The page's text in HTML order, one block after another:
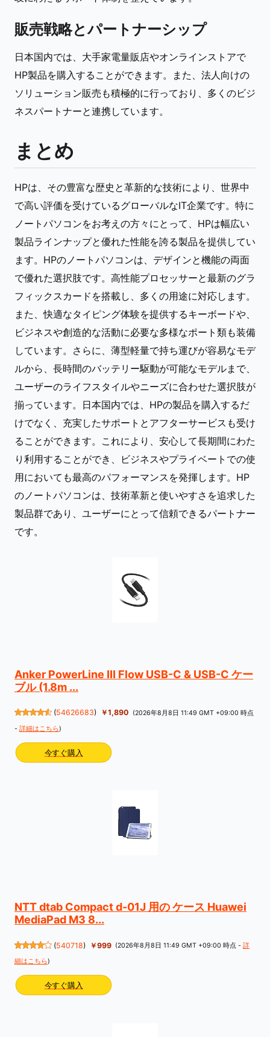
販売戦略とパートナーシップ
日本国内では、大手家電量販店やオンラインストアで
HP製品を購入することができます。また、法人向けの
ソリューション販売も積極的に行っており、多くのビジ
ネスパートナーと連携しています。
まとめ
HPは、その豊富な歴史と革新的な技術により、世界中
で高い評価を受けているグローバルなIT企業です。特に
ノートパソコンをお考えの方々にとって、HPは幅広い
製品ラインナップと優れた性能を誇る製品を提供してい
ます。HPのノートパソコンは、デザインと機能の両面
で優れた選択肢です。高性能プロセッサーと最新のグラ
フィックスカードを搭載し、多くの用途に対応します。
また、快適なタイピング体験を提供するキーボードや、
ビジネスや創造的な活動に必要な多様なポート類も装備
しています。さらに、薄型軽量で持ち運びが容易なモデ
ルから、長時間のバッテリー駆動が可能なモデルまで、
ユーザーのライフスタイルやニーズに合わせた選択肢が
揃っています。日本国内では、HPの製品を購入するだ
けでなく、充実したサポートとアフターサービスも受け
ることができます。これにより、安心して長期間にわた
り利用することができ、ビジネスやプライベートでの使
用においても最高のパフォーマンスを発揮します。HP
のノートパソコンは、技術革新と使いやすさを追求した
製品群であり、ユーザーにとって信頼できるパートナー
です。
Anker PowerLine III Flow USB-C & USB-C ケー
ブル (1.8m ...
(54626683) ￥1,890
(2026年8月8日 11:49 GMT +09:00 時点
- 詳細はこちら)
今すぐ購入
NTT dtab Compact d-01J 用の ケース Huawei
MediaPad M3 8...
(540718) ￥999 (2026年8月8日 11:49 GMT +09:00 時点 -詳
細はこちら)
今すぐ購入